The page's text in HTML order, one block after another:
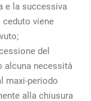
e la successiva
viene
del
alcuna necessità
maxi-periodo
alla chiusura